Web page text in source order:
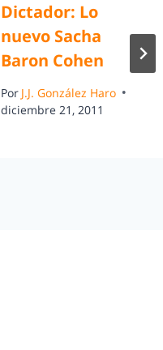
Dictador: Lo
nuevo Sacha
Baron Cohen
Por J.J. González Haro
diciembre 21, 2011